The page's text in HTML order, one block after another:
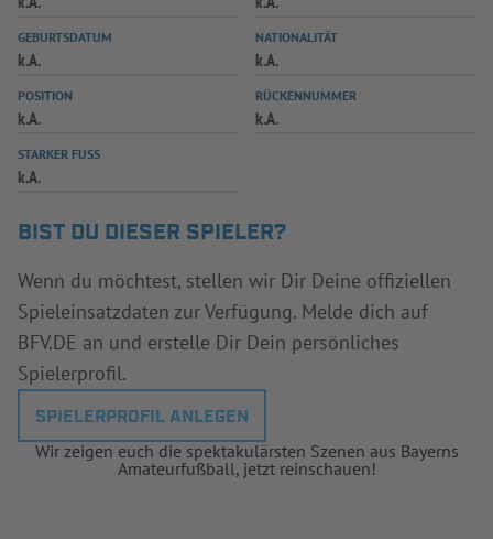
SPIELPLUS
GEBURTSDATUM
k.A.
NATIONALITÄT
k.A.
POSITION
k.A.
RÜCKENNUMMER
k.A.
STARKER FUSS
k.A.
BIST DU DIESER SPIELER?
Wenn du möchtest, stellen wir Dir Deine offiziellen
Spieleinsatzdaten zur Verfügung. Melde dich auf
BFV.DE an und erstelle Dir Dein persönliches
Spielerprofil.
SPIELERPROFIL ANLEGEN
Wir zeigen euch die spektakulärsten Szenen aus Bayerns
Amateurfußball, jetzt reinschauen!